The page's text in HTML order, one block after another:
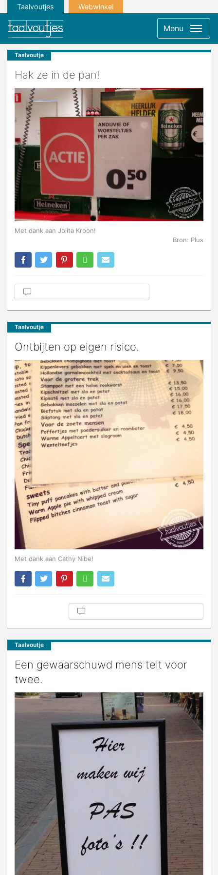
Taalvoutjes Webwinkel
Menu
Taalvoutje
Hak ze in de pan!
Met dank aan Jolita Kroon!
Bron: Plus
Taalvoutje
Ontbijten op eigen risico.
Met dank aan Cathy Nibe!
Taalvoutje
Een gewaarschuwd mens telt voor
twee.